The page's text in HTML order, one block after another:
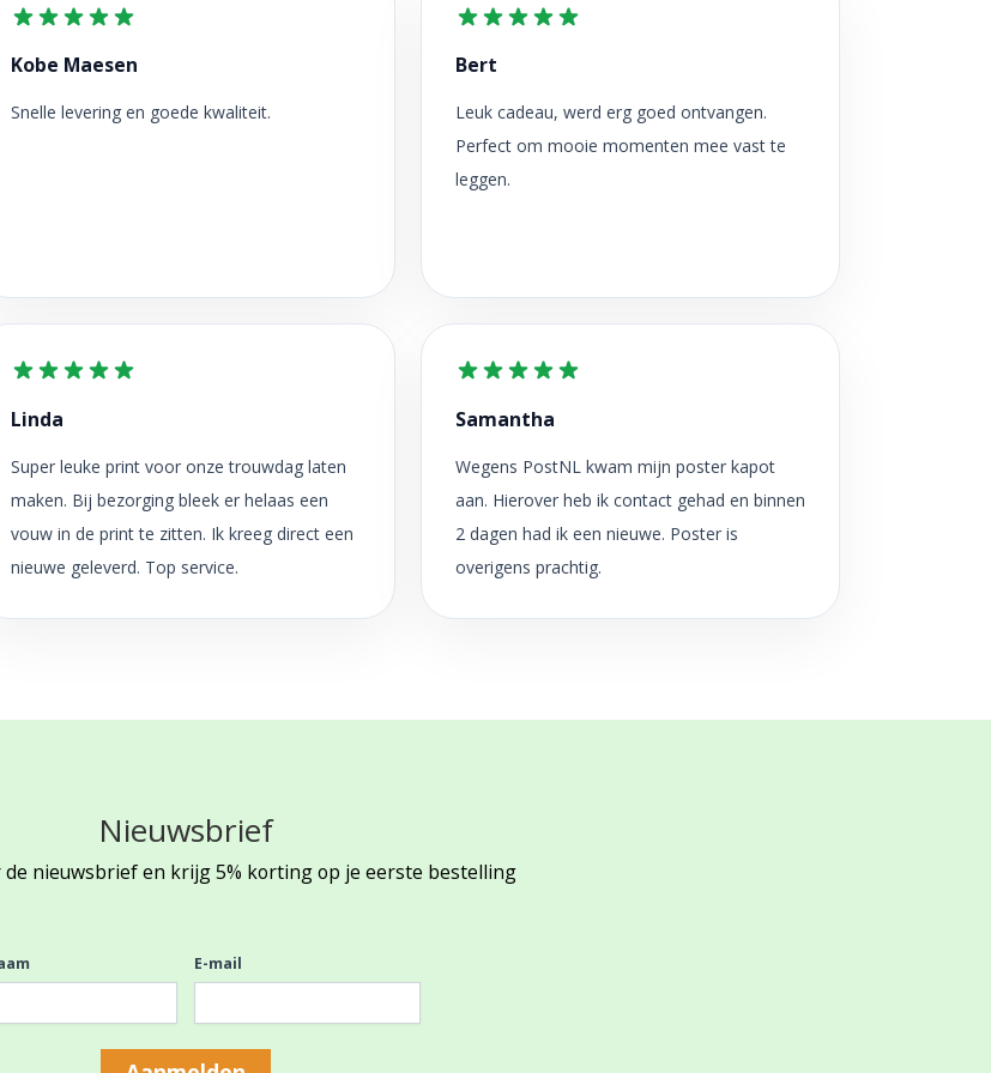
Kobe Maesen
Snelle levering en goede kwaliteit.
Bert
Leuk cadeau, werd erg goed ontvangen.
Perfect om mooie momenten mee vast te
leggen.
Linda
Super leuke print voor onze trouwdag laten
maken. Bij bezorging bleek er helaas een
vouw in de print te zitten. Ik kreeg direct een
nieuwe geleverd. Top service.
Samantha
Wegens PostNL kwam mijn poster kapot
aan. Hierover heb ik contact gehad en binnen
2 dagen had ik een nieuwe. Poster is
overigens prachtig.
Nieuwsbrief
de nieuwsbrief en krijg 5% korting op je eerste bestelling
E-mail